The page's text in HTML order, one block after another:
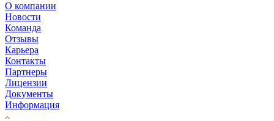
О компании
Новости
Команда
Отзывы
Карьера
Контакты
Партнеры
Лицензии
Документы
Информация